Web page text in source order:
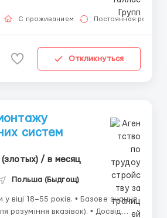
жилье и офис
в Ельч -Лясковиц...
С проживанием Постоянная работа
Откликнуться
систем
/ в месяц
Польша (Быдгощ)
вказівок). • Досвід